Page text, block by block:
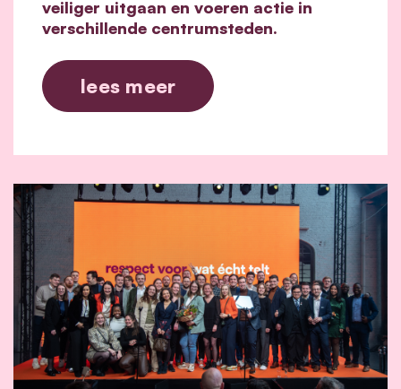
veiliger uitgaan en voeren actie in
verschillende centrumsteden.
lees meer